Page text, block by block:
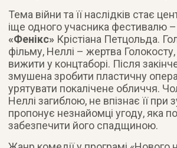
Тема війни та її наслідків стає
іще одного учасника фестивалю
«Фенікс» Крістіана Петцольда.
фільму, Неллі – жертва
вижити у концтаборі. Після
змушена зробити пластичну
урятувати покалічене обличчя.
Неллі загиблою, не впізнає її при
пропонує незнайомці угоду, яка
забезпечити його спадщиною.